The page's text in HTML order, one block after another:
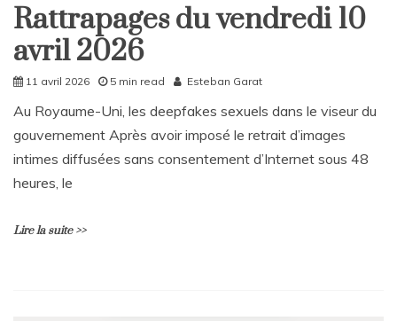
Rattrapages
Rattrapages
Rattrapages du vendredi 10
avril 2026
11 avril 2026 5 min read Esteban Garat
Au Royaume-Uni, les deepfakes sexuels dans le viseur du
gouvernement Après avoir imposé le retrait d’images
intimes diffusées sans consentement d’Internet sous 48
heures, le
Lire la suite >>